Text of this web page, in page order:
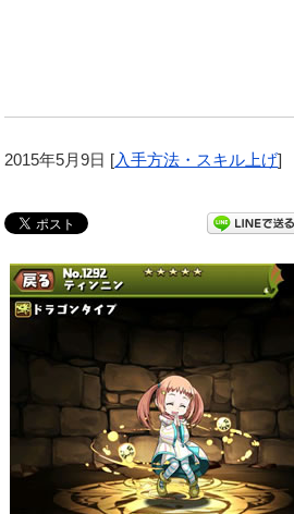
2015年5月9日 [入手方法・スキル上げ]